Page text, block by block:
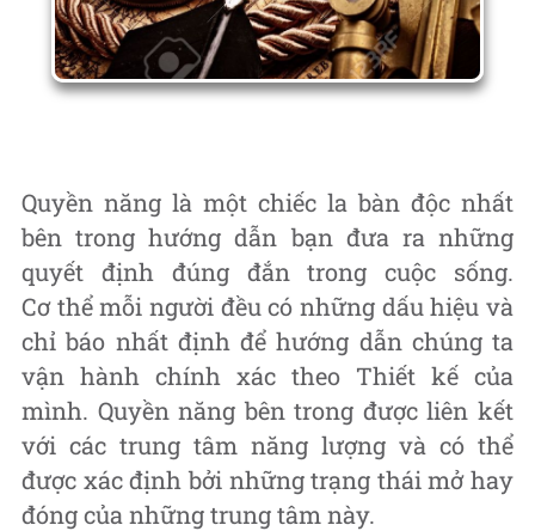
Quyền năng là một chiếc la bàn độc nhất
bên trong hướng dẫn bạn đưa ra những
quyết định đúng đắn trong cuộc sống.
Cơ thể mỗi người đều có những dấu hiệu và
chỉ báo nhất định để hướng dẫn chúng ta
vận hành chính xác theo Thiết kế của
mình. Quyền năng bên trong được liên kết
với các trung tâm năng lượng và có thể
được xác định bởi những trạng thái mở hay
đóng của những trung tâm này.